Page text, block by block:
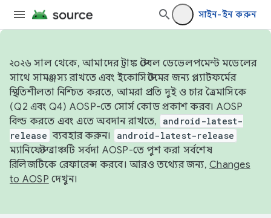
সাইন-ইন করুন
২০২৬ সাল থেকে, আমাদের ট্রাঙ্ক স্টেবল ডেভেলপমেন্ট মডেলের
সাথে সামঞ্জস্য রাখতে এবং ইকোসিস্টেমের জন্য প্ল্যাটফর্মের
স্থিতিশীলতা নিশ্চিত করতে, আমরা প্রতি দুই ও চার ত্রৈমাসিকে
(Q2 এবং Q4) AOSP-তে সোর্স কোড প্রকাশ করব। AOSP
বিল্ড করতে এবং এতে অবদান রাখতে,
android-latest-
release ব্যবহার করুন। android-latest-release
ম্যানিফেস্ট ব্রাঞ্চটি সর্বদা AOSP-তে পুশ করা সর্বশেষ
রিলিজটিকে রেফারেন্স করবে। আরও তথ্যের জন্য, Changes
to AOSP দেখুন।